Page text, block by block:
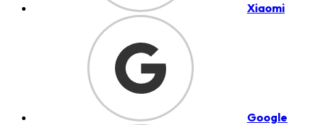
Xiaomi
Google